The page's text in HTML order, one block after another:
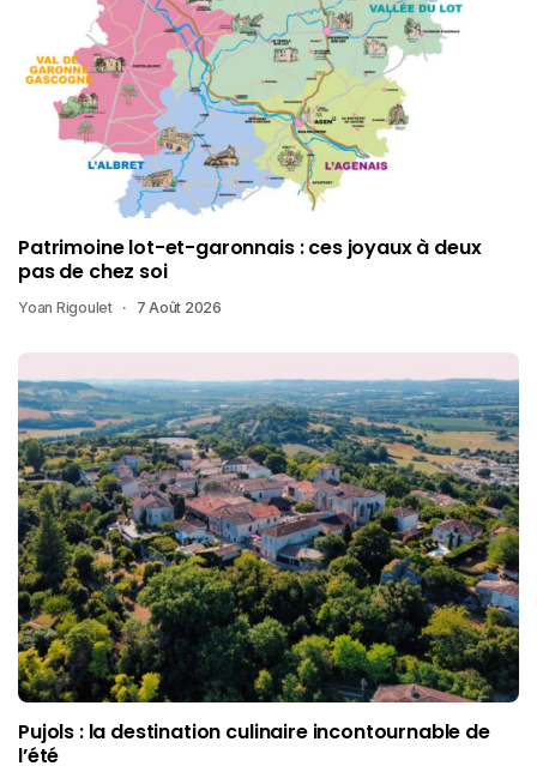
Patrimoine lot-et-garonnais : ces joyaux à deux
pas de chez soi
Yoan Rigoulet 7 Août 2026
Pujols : la destination culinaire incontournable de
l’été